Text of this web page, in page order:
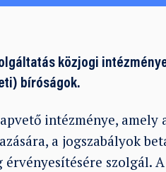
közjogi
bíróságok.
intézménye,
a jogszabályok
szolgál.